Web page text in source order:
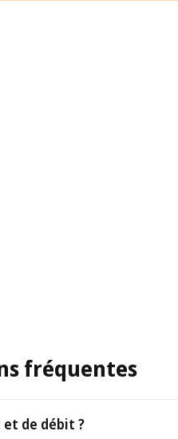
fréquentes
et de débit ?